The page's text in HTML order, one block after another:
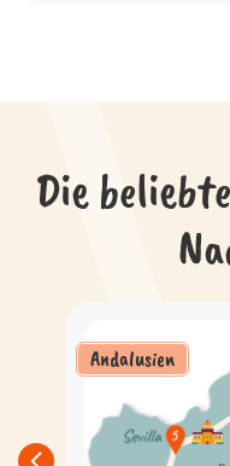
Die
Andalusien